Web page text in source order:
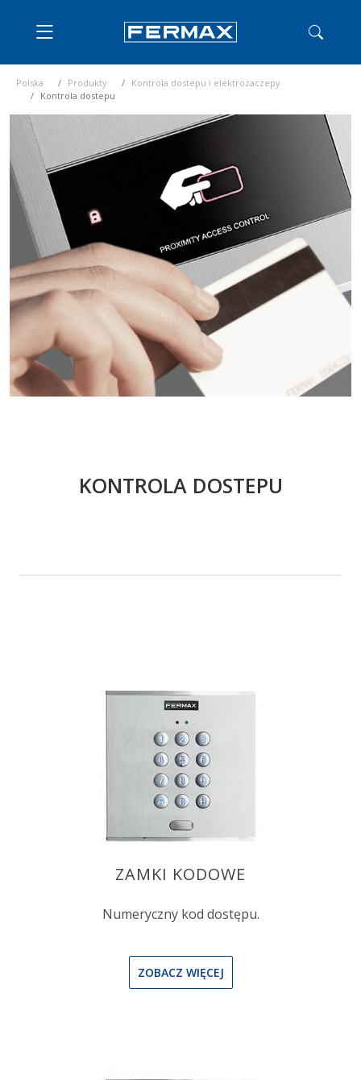
Polska Produkty
Kontrola dostepu i elektrozaczepy
Kontrola dostepu
KONTROLA DOSTEPU
ZAMKI KODOWE
Numeryczny kod dostępu.
ZOBACZ WIĘCEJ